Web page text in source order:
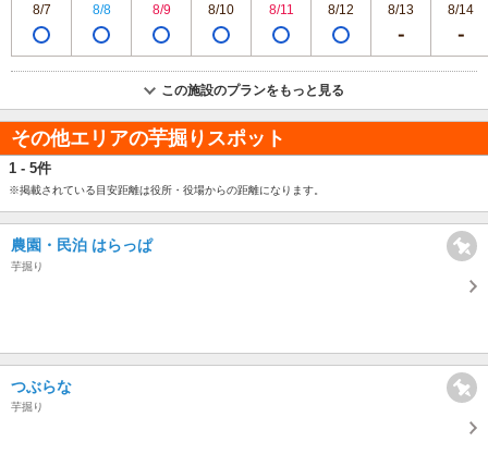
8/7
8/8 8/9 8/10 8/11 8/12 8/13 8/14
この施設のプランをもっと見る
その他エリアの芋掘りスポット
1 - 5件
※掲載されている目安距離は役所・役場からの距離になります。
農園・民泊 はらっぱ
芋掘り
つぶらな
芋掘り